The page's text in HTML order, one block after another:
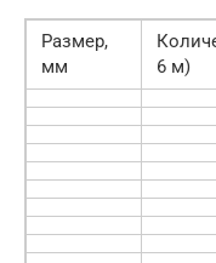
Размер,
мм
6 м)